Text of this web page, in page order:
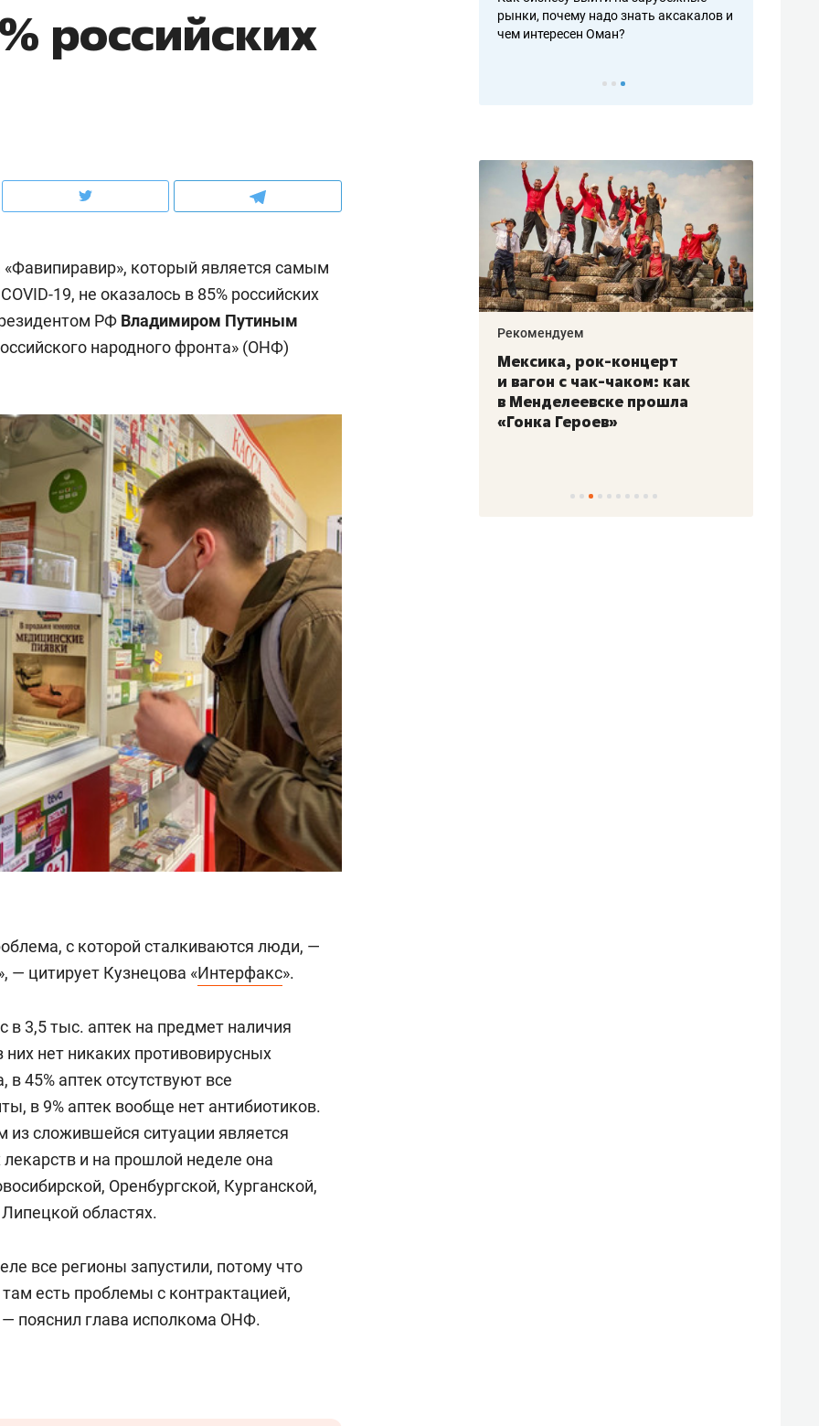
российских
который является самым
19, не оказалось в 85% российских
РФ Владимиром Путиным
народного фронта» (ОНФ)
с которой сталкиваются люди, —
— цитирует Кузнецова «Интерфакс».
3,5 тыс. аптек на предмет наличия
них нет никаких противовирусных
45% аптек отсутствуют все
в 9% аптек вообще нет антибиотиков.
сложившейся ситуации является
и на прошлой неделе она
Оренбургской, Курганской,
областях.
все регионы запустили, потому что
есть проблемы с контрактацией,
пояснил глава исполкома ОНФ.
и
о трехкратном росте цен, дотошных
клиентах и чудных запросах мастеров налогах и развитии без кредитов
рынки, почему надо знать аксакалов и
чем интересен Оман?
до квартиры и Face
Рекомендуем
Опыт выживания в дикой
состоянием как основа
антихрупких команд
Рекомендуем
Мексика, рок-концерт
и вагон с чак-чаком: как
в Менделеевске прошла
«Гонка Героев»